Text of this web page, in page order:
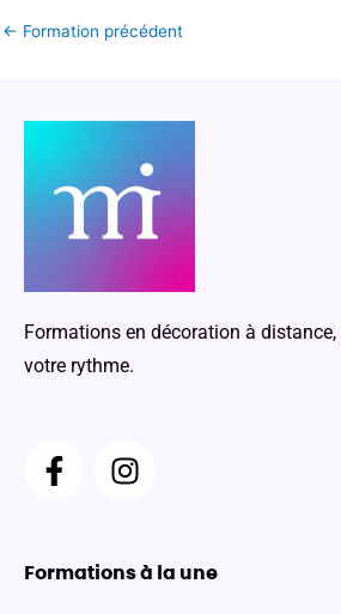
← Formation précédent
Formations en décoration à
votre rythme.
F
a
b
I
n
a
Formations à la une